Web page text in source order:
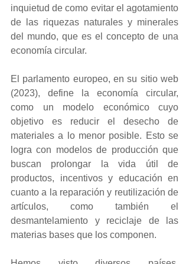
inquietud de como evitar el agotamiento
de las riquezas naturales y minerales
del mundo, que es el concepto de una
economía circular.
El parlamento europeo, en su sitio web
(2023), define la economía circular,
como un modelo económico cuyo
objetivo es reducir el desecho de
materiales a lo menor posible. Esto se
logra con modelos de producción que
buscan prolongar la vida útil de
productos, incentivos y educación en
cuanto a la reparación y reutilización de
artículos, como también el
desmantelamiento y reciclaje de las
materias bases que los componen.